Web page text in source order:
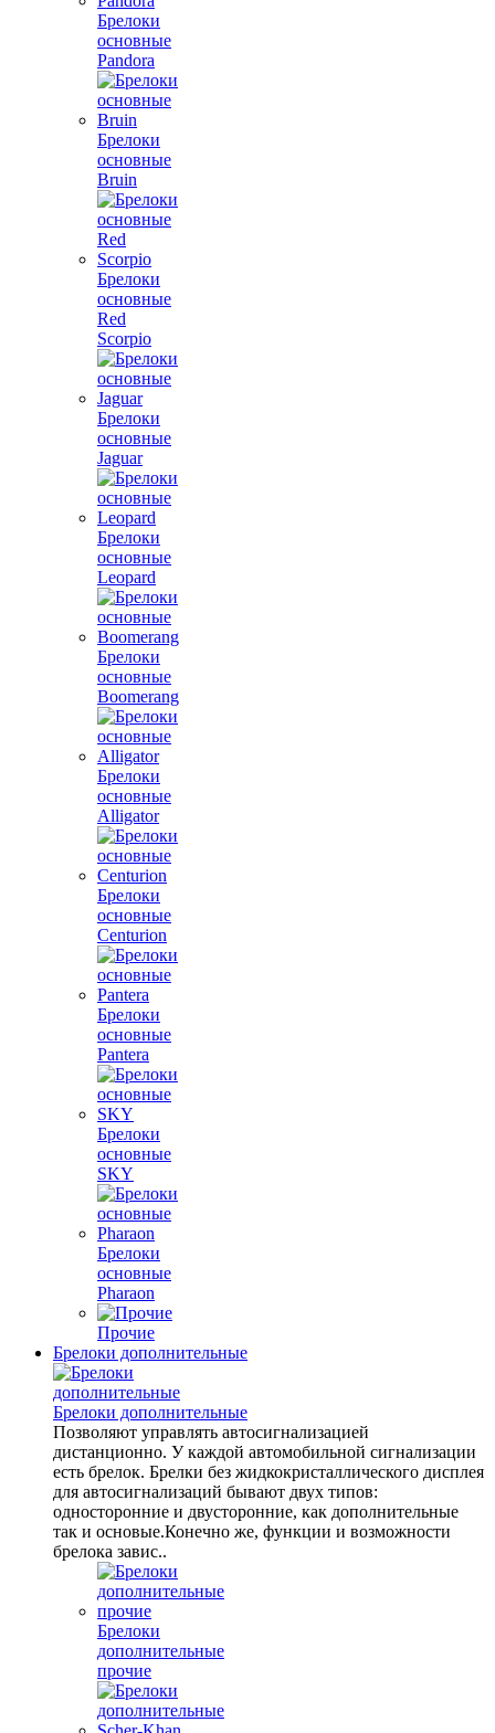
Брелоки
основные
Pandora
Брелоки
основные
Bruin
Брелоки
основные
Red
Scorpio
Брелоки
основные
Jaguar
Брелоки
основные
Leopard
Брелоки
основные
Boomerang
Брелоки
основные
Alligator
Брелоки
основные
Centurion
Брелоки
основные
Pantera
Брелоки
основные
SKY
Брелоки
основные
Pharaon
Прочие
Брелоки дополнительные
Брелоки дополнительные
Позволяют управлять автосигнализацией
дистанционно. У каждой автомобильной сигнализации
есть брелок. Брелки без жидкокристаллического дисплея
для автосигнализаций бывают двух типов:
односторонние и двусторонние, как дополнительные
так и основые.Конечно же, функции и возможности
брелока завис..
Брелоки
дополнительные
прочие